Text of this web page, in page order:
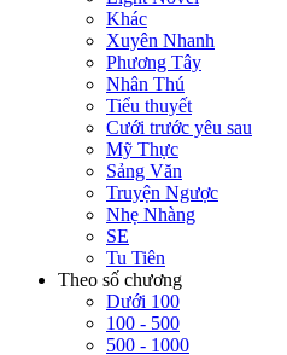
Khác
Xuyên Nhanh
Phương Tây
Nhân Thú
Tiểu thuyết
Cưới trước yêu sau
Mỹ Thực
Sảng Văn
Truyện Ngược
Nhẹ Nhàng
SE
Tu Tiên
Theo số chương
Dưới 100
100 - 500
500 - 1000